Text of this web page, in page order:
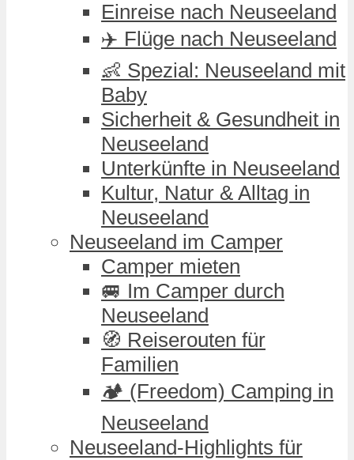
Einreise nach Neuseeland
✈️ Flüge nach Neuseeland
👶 Spezial: Neuseeland mit
Baby
Sicherheit & Gesundheit in
Neuseeland
Unterkünfte in Neuseeland
Kultur, Natur & Alltag in
Neuseeland
Neuseeland im Camper
Camper mieten
🚐 Im Camper durch
Neuseeland
🧭 Reiserouten für
Familien
🏕️ (Freedom) Camping in
Neuseeland
Neuseeland-Highlights für